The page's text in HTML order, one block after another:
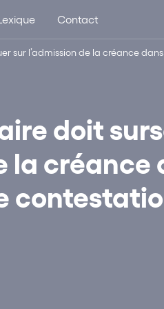
Contact
sur l’admission de la créance
doit
la créance